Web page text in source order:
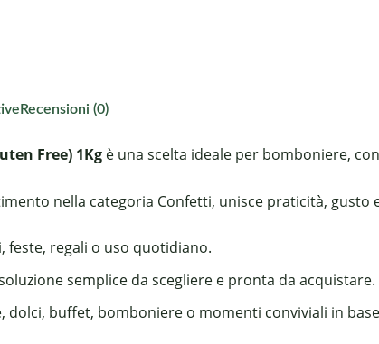
Recensioni (0)
Free) 1Kg è una scelta ideale per bomboniere,
nella categoria Confetti, unisce praticità, gusto
feste, regali o uso quotidiano.
semplice da scegliere e pronta da acquistare.
dolci, buffet, bomboniere o momenti conviviali in